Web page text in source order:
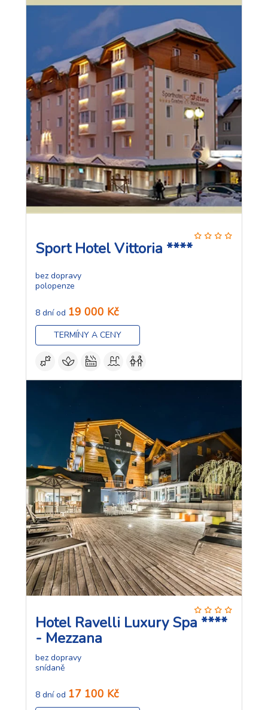
Sport Hotel Vittoria ****
bez dopravy
polopenze
8 dní od 19 000 Kč
TERMÍNY A CENY
Hotel Ravelli Luxury Spa ****
- Mezzana
bez dopravy
snídaně
8 dní od 17 100 Kč